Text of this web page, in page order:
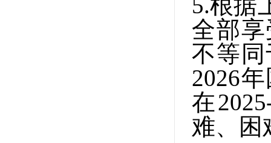
全部
不等
2026
在
难、困